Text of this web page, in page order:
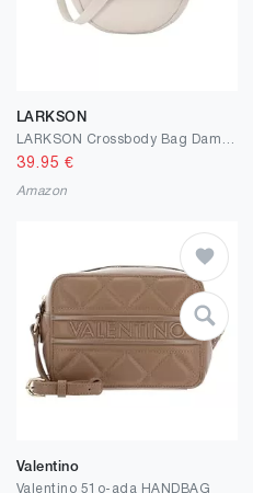
LARKSON
39.95 €
Amazon
Valentino
Valentino 51o-ada HANDBAG